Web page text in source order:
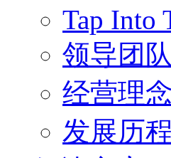
Tap Into
领导团
经营理念
发展历程